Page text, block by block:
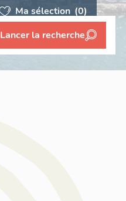
Ma sélection (0)
Lancer la recherche